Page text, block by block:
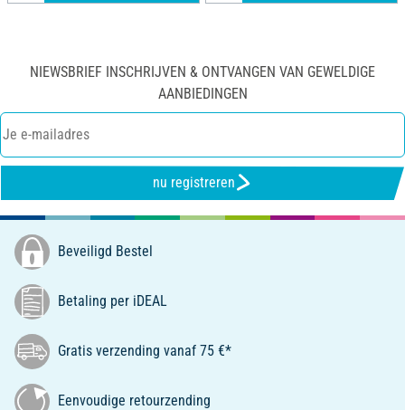
NIEWSBRIEF INSCHRIJVEN & ONTVANGEN VAN GEWELDIGE
AANBIEDINGEN
nu registreren
Beveiligd Bestel
Betaling per iDEAL
Gratis verzending vanaf 75 €*
Eenvoudige retourzending